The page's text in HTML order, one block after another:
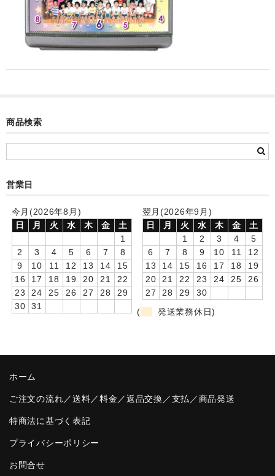
音声時計(集合)
目覚まし時計(個別)
知育時計
制服メモリー
卒園DVDアルバム
園や先生への贈り物
卒業記念品
音声入りフォトフレームクロック(集合)
ポケットウォッチ
目覚まし時計(集合)
温湿度計付目覚まし時計
商品検索
営業日
今月(2026年8月)
日
月 火 水 木 金
土
1
2
3 4 5 6 7
8
9
10 11 12 13 14
15
16
17 18 19 20 21
22
23
24 25 26 27 28
29
30
31
翌月(2026年9月)
日
月 火 水 木 金
土
1
2 3 4
5
6
7 8 9 10 11
12
13
14 15 16 17 18
19
20
21 22 23 24 25
26
27
28 29
30
(
発送業務休日)
ホーム
ご注文の流れ／送料／料金／返品交換／支払／商品発送
特商法に基づく表記
プライバシーポリシー
お問合せ